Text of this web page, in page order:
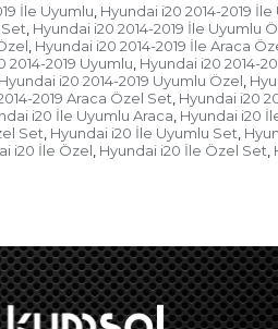
İle Uyumlu Hyundai i20 2014-2019
Hyundai i20 2014-2019 İle Uyumlu
Hyundai i20 2014-2019 İle Araca
2014-2019 Uyumlu Hyundai i20 2014-
Hyundai i20 2014-2019 Uyumlu Özel
2019 Araca Özel Set Hyundai i20
i20 İle Uyumlu Araca Hyundai i20
Set Hyundai i20 İle Uyumlu Set
i20 İle Özel Hyundai i20 İle Özel Set